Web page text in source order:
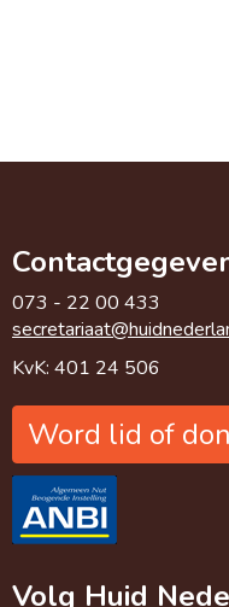
073 - 22 00 433
taairaterces
KvK: 401 24 506
Word lid of
Volg Huid